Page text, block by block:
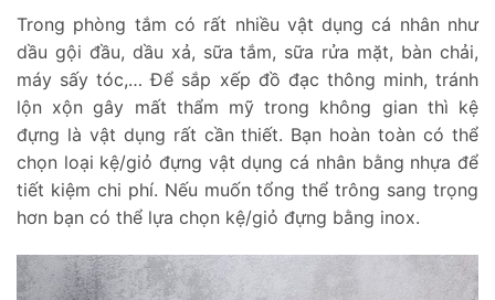
Trong phòng tắm có rất nhiều vật dụng cá nhân như
dầu gội đầu, dầu xả, sữa tắm, sữa rửa mặt, bàn chải,
máy sấy tóc,… Để sắp xếp đồ đạc thông minh, tránh
lộn xộn gây mất thẩm mỹ trong không gian thì kệ
đựng là vật dụng rất cần thiết. Bạn hoàn toàn có thể
chọn loại kệ/giỏ đựng vật dụng cá nhân bằng nhựa để
tiết kiệm chi phí. Nếu muốn tổng thể trông sang trọng
hơn bạn có thể lựa chọn kệ/giỏ đựng bằng inox.